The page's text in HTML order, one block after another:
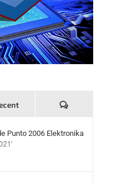
Komentari
Punto 2006 Elektronika